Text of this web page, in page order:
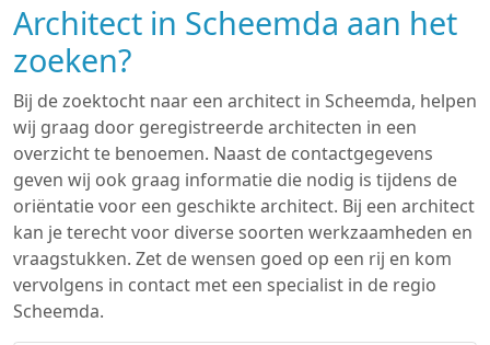
Architect in Scheemda aan het
zoeken?
Bij de zoektocht naar een architect in Scheemda, helpen
wij graag door geregistreerde architecten in een
overzicht te benoemen. Naast de contactgegevens
geven wij ook graag informatie die nodig is tijdens de
oriëntatie voor een geschikte architect. Bij een architect
kan je terecht voor diverse soorten werkzaamheden en
vraagstukken. Zet de wensen goed op een rij en kom
vervolgens in contact met een specialist in de regio
Scheemda.